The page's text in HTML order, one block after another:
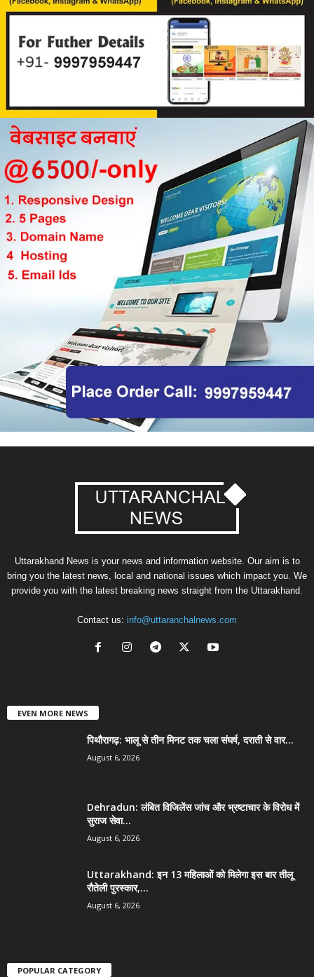
Uttarakhand News is your news and information website. Our aim is to
bring you the latest news, local and national issues which impact you. We
provide you with the latest breaking news straight from the Uttarakhand.
Contact us: info@uttaranchalnews.com
EVEN MORE NEWS
पिथौरागढ़: भालू से तीन मिनट तक चला संघर्ष, दराती से वार...
August 6, 2026
Dehradun: लंबित विजिलेंस जांच और भ्रष्टाचार के विरोध में
सुराज सेवा...
August 6, 2026
Uttarakhand: इन 13 महिलाओं को मिलेगा इस बार तीलू
रौतेली पुरस्कार,...
August 6, 2026
POPULAR CATEGORY